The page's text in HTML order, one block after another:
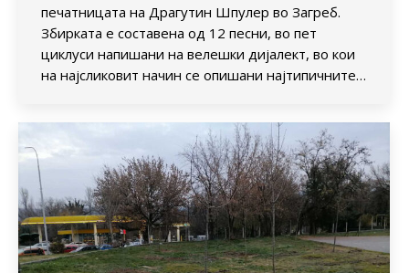
печатницата на Драгутин Шпулер во Загреб.
Збирката е составена од 12 песни, во пет
циклуси напишани на велешки дијалект, во кои
на најсликовит начин се опишани најтипичните…